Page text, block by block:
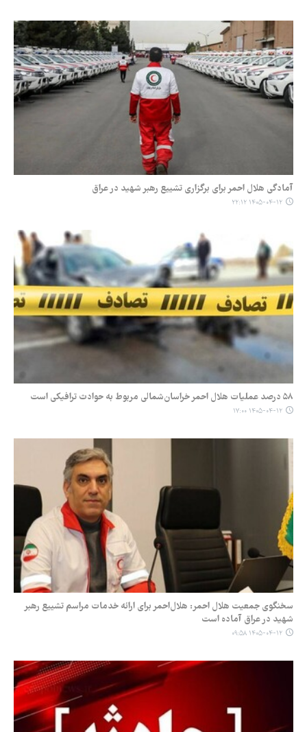
آمادگی هلال احمر برای برگزاری تشییع رهبر شهید در عراق
۱۴۰۵-۰۴-۱۲ ۲۲:۱۲
۵۸ درصد عملیات هلال احمر خراسان‌شمالی مربوط به حوادث ترافیکی است
۱۴۰۵-۰۴-۱۲ ۱۷:۰۰
سخنگوی جمعیت هلال احمر: هلال‌احمر برای ارائه خدمات مراسم تشییع رهبر
شهید در عراق آماده است
۱۴۰۵-۰۴-۱۲ ۰۹:۵۸